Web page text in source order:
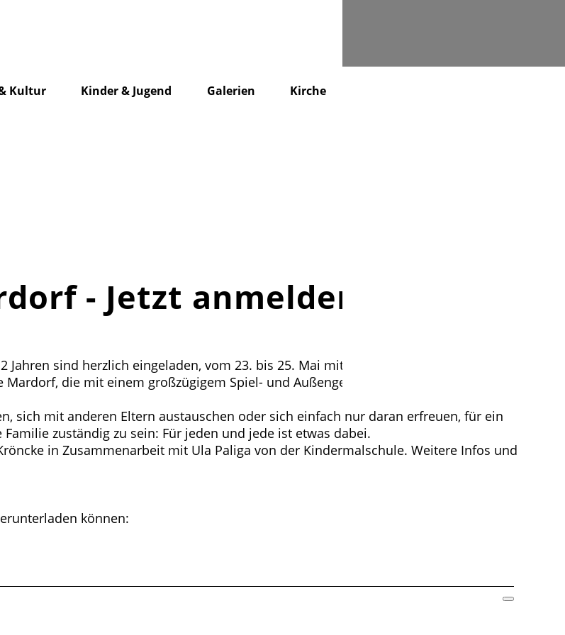
Kultur Kinder & Jugend Galerien Kirche
- Jetzt anmelden!
sind herzlich eingeladen, vom 23. bis 25. Mai mit auf Familienfreizeit zu fahren.
die mit einem großzügigem Spiel- und Außengelände direkt am Steinhuder Meer
sich mit anderen Eltern austauschen oder sich einfach nur daran erfreuen, für ein
zuständig zu sein: Für jeden und jede ist etwas dabei.
in Zusammenarbeit mit Ula Paliga von der Kindermalschule. Weitere Infos und
können: